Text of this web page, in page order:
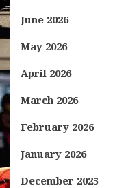
June 2026
May 2026
April 2026
March 2026
February 2026
January 2026
December 2025